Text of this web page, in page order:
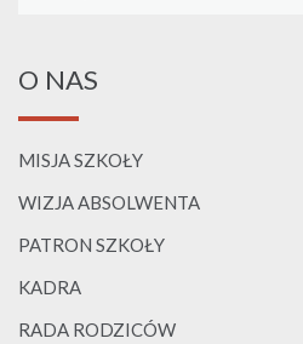
O NAS
MISJA SZKOŁY
WIZJA ABSOLWENTA
PATRON SZKOŁY
KADRA
RADA RODZICÓW